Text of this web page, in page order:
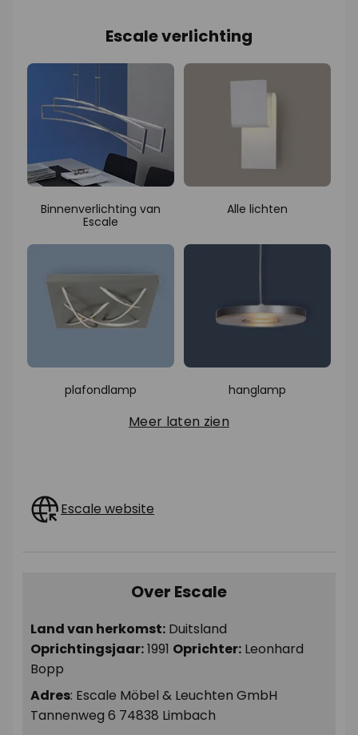
Escale verlichting
Binnenverlichting van
Escale
Alle lichten
plafondlamp hanglamp
Meer laten zien
Escale website
Over Escale
Land van herkomst: Duitsland
Oprichtingsjaar:1991 Oprichter: Leonhard
Bopp
Adres: Escale Möbel & Leuchten GmbH
Tannenweg 6 74838 Limbach